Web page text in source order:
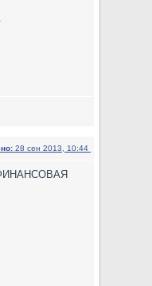
28 сен 2013, 10:44
ФИНАНСОВАЯ